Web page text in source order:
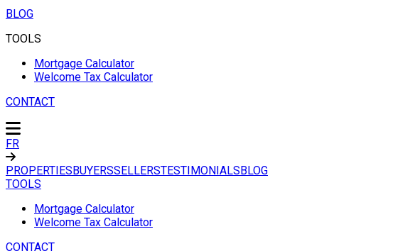
BLOG
TOOLS
Mortgage Calculator
Welcome Tax Calculator
CONTACT
FR
PROPERTIESBUYERSSELLERSTESTIMONIALSBLOG
TOOLS
Mortgage Calculator
Welcome Tax Calculator
CONTACT